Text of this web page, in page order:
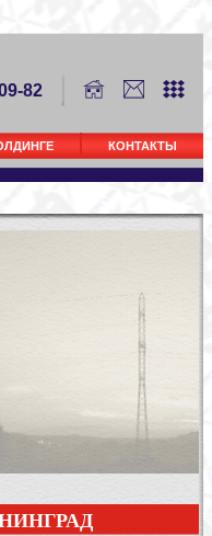
82
КОНТАКТЫ